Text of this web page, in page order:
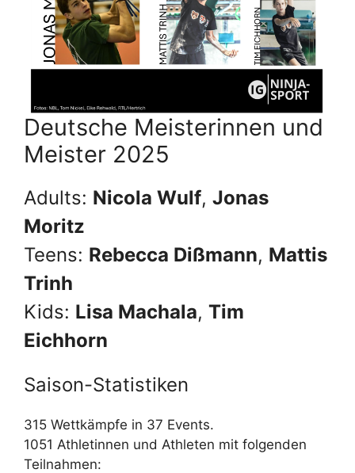
Deutsche Meisterinnen und
Meister 2025
Adults: Nicola Wulf, Jonas
Moritz
Teens: Rebecca Dißmann, Mattis
Trinh
Kids: Lisa Machala, Tim
Eichhorn
Saison-Statistiken
315 Wettkämpfe in 37 Events.
1051 Athletinnen und Athleten mit folgenden
Teilnahmen: